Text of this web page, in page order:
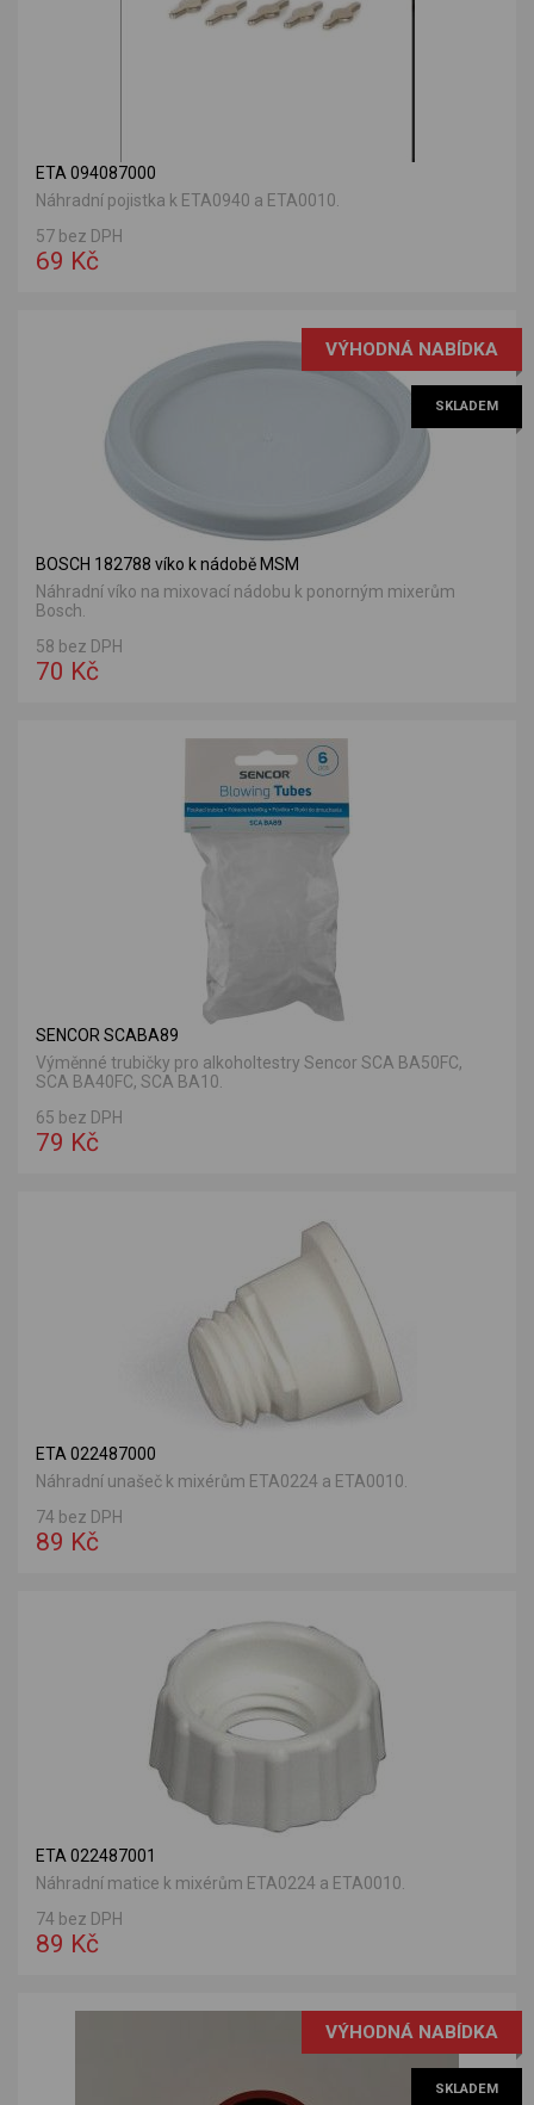
ETA 094087000
Náhradní pojistka k ETA0940 a ETA0010.
57 bez DPH
69 Kč
VÝHODNÁ NABÍDKA
SKLADEM
BOSCH 182788 víko k nádobě MSM
Náhradní víko na mixovací nádobu k ponorným mixerům
Bosch.
58 bez DPH
70 Kč
SENCOR SCABA89
Výměnné trubičky pro alkoholtestry Sencor SCA BA50FC,
SCA BA40FC, SCA BA10.
65 bez DPH
79 Kč
ETA 022487000
Náhradní unašeč k mixérům ETA0224 a ETA0010.
74 bez DPH
89 Kč
ETA 022487001
Náhradní matice k mixérům ETA0224 a ETA0010.
74 bez DPH
89 Kč
VÝHODNÁ NABÍDKA
SKLADEM